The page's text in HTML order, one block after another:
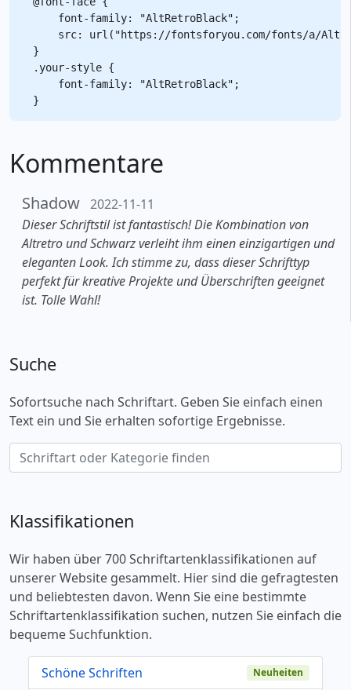
    font-family: "AltRetroBlack";
src: url("https://fontsforyou.com/fonts/a/
}
.your-style {
    font-family: "AltRetroBlack";
Kommentare
Shadow 2022-11-11
Dieser Schriftstil ist fantastisch! Die Kombination von
Altretro und Schwarz verleiht ihm einen einzigartigen und
eleganten Look. Ich stimme zu, dass dieser Schrifttyp
perfekt für kreative Projekte und Überschriften geeignet
ist. Tolle Wahl!
Suche
Sofortsuche nach Schriftart. Geben Sie einfach einen
Text ein und Sie erhalten sofortige Ergebnisse.
Klassifikationen
Wir haben über 700 Schriftartenklassifikationen auf
unserer Website gesammelt. Hier sind die gefragtesten
und beliebtesten davon. Wenn Sie eine bestimmte
Schriftartenklassifikation suchen, nutzen Sie einfach die
bequeme Suchfunktion.
Schöne Schriften Neuheiten